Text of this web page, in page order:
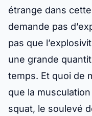
étrange dans
demande pas
pas que
une grande
temps. Et quoi de
que la
squat, le soulevé